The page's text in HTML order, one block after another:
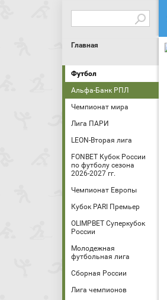
Главная
Футбол
Альфа-Банк РПЛ
Чемпионат мира
Лига ПАРИ
LEON-Вторая лига
FONBET Кубок России
по футболу сезона
2026-2027 гг.
Чемпионат Европы
Кубок PARI Премьер
OLIMPBET Суперкубок
России
Молодежная
футбольная лига
Сборная России
Лига чемпионов